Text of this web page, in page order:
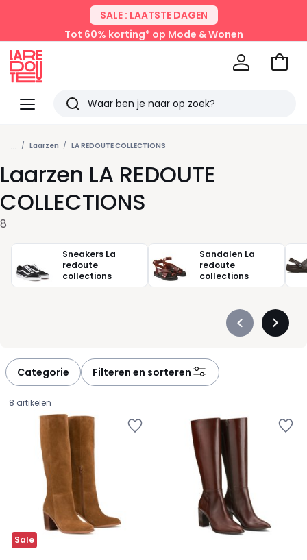
SALE : LAATSTE DAGEN
Tot 60% korting* op Mode & Wonen
Menu
Redoute
Zoeken
Laatst
bekeken
Naar
... Laarzen LA REDOUTE COLLECTIONS
Laarzen LA REDOUTE
COLLECTIONS
8
Sneakers La
redoute
collections
Sandalen La
redoute
collections
Précédent
Categorie Filteren en sorteren
8 artikelen
Sale